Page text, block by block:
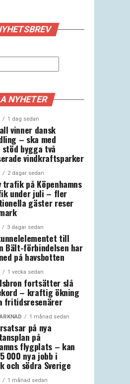
NYHETER
1 dag sedan
vinner dansk
– ska med
bygga två
vindkraftsparker
2 dagar sedan
trafik på Köpenhamns
under juli – fler
gäster reser
3 dagar sedan
till
Bält-förbindelsen har
på havsbotten
1 vecka sedan
fortsätter slå
– kraftig ökning
fritidsresenärer
1 månad sedan
på nya
på
flygplats – kan
000 nya jobb i
och södra Sverige
1 månad sedan